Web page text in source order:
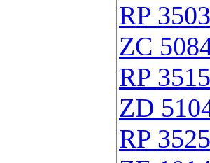
RP
ZC
RP
ZD
RP